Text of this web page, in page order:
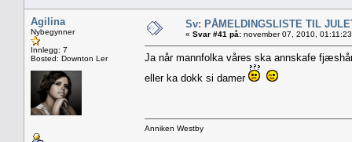
Agilina
Nybegynner
Innlegg: 7
Bosted: Downton Ler
Sv: PÅMELDINGSLISTE TIL
« Svar #41 på: november 07, 2010,
Ja når mannfolka våres ska annskafe
eller ka dokk si damer
Anniken Westby